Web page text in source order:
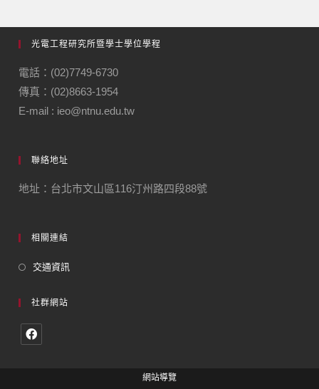
光電工程研究所暨學士學位學程
電話：(02)7749-6730
傳真：(02)8663-1954
E-mail : ieo@ntnu.edu.tw
聯絡地址
地址：台北市文山區116汀州路四段88號
相關連結
交通資訊
社群網站
網站導覽